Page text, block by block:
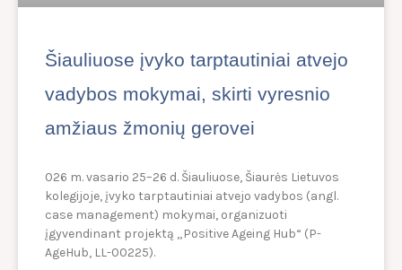
Šiauliuose įvyko tarptautiniai atvejo
vadybos mokymai, skirti vyresnio
amžiaus žmonių gerovei
026 m. vasario 25–26 d. Šiauliuose, Šiaurės Lietuvos
kolegijoje, įvyko tarptautiniai atvejo vadybos (angl.
case management) mokymai, organizuoti
įgyvendinant projektą „Positive Ageing Hub“ (P-
AgeHub, LL-00225).